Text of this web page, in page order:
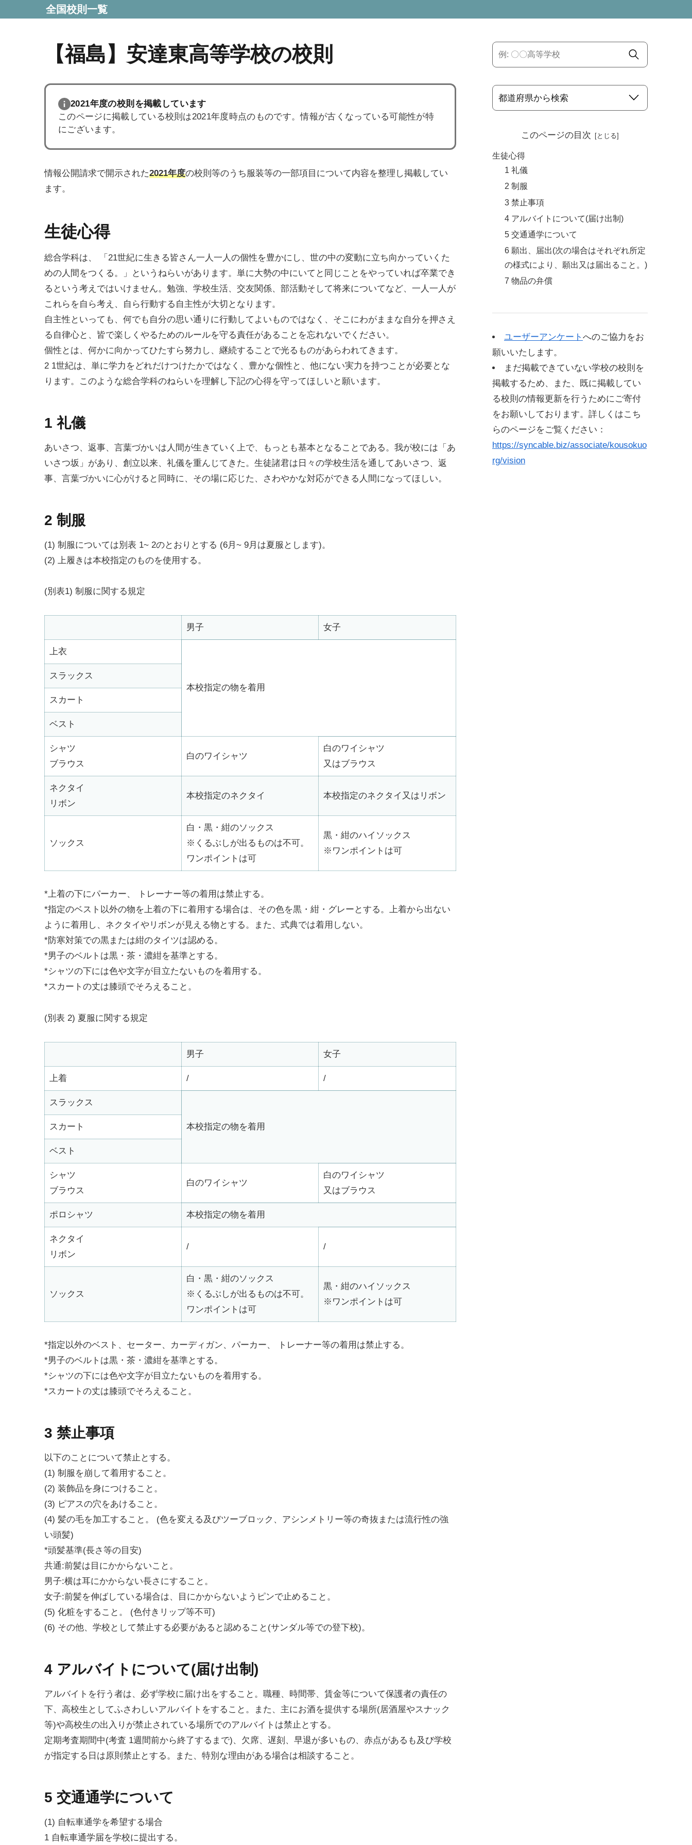
全国校則一覧
【福島】安達東高等学校の校則
2021年度の校則を掲載しています
このページに掲載している校則は2021年度時点のものです。情報が古くなっている可能性が特
にございます。
情報公開請求で開示された2021年度の校則等のうち服装等の一部項目について内容を整理し掲載してい
ます。
生徒心得
総合学科は、 「21世紀に生きる皆さん一人一人の個性を豊かにし、世の中の変動に立ち向かっていくた
めの人間をつくる。」というねらいがあります。単に大勢の中にいてと同じことをやっていれば卒業でき
るという考えではいけません。勉強、学校生活、交友関係、部活動そして将来についてなど、一人一人が
これらを自ら考え、自ら行動する自主性が大切となります。
自主性といっても、何でも自分の思い通りに行動してよいものではなく、そこにわがままな自分を押さえ
る自律心と、皆で楽しくやるためのルールを守る責任があることを忘れないでください。
個性とは、何かに向かってひたすら努力し、継続することで光るものがあらわれてきます。
2 1世紀は、単に学力をどれだけつけたかではなく、豊かな個性と、他にない実力を持つことが必要とな
ります。このような総合学科のねらいを理解し下記の心得を守ってほしいと願います。
1 礼儀
あいさつ、返事、言葉づかいは人間が生きていく上で、もっとも基本となることである。我が校には「あ
いさつ坂」があり、創立以来、礼儀を重んじてきた。生徒諸君は日々の学校生活を通してあいさつ、返
事、言葉づかいに心がけると同時に、その場に応じた、さわやかな対応ができる人間になってほしい。
2 制服
(1) 制服については別表 1~ 2のとおりとする (6月~ 9月は夏服とします)。
(2) 上履きは本校指定のものを使用する。
(別表1) 制服に関する規定
男子 女子
上衣
本校指定の物を着用
スラックス
スカート
ベスト
シャツ
ブラウス
白のワイシャツ
白のワイシャツ
又はブラウス
ネクタイ
リボン
本校指定のネクタイ 本校指定のネクタイ又はリボン
ソックス
白・黒・紺のソックス
※くるぶしが出るものは不可。
ワンポイントは可
黒・紺のハイソックス
※ワンポイントは可
*上着の下にパーカー、 トレーナー等の着用は禁止する。
*指定のベスト以外の物を上着の下に着用する場合は、その色を黒・紺・グレーとする。上着から出ない
ように着用し、ネクタイやリボンが見える物とする。また、式典では着用しない。
*防寒対策での黒または紺のタイツは認める。
*男子のベルトは黒・茶・濃紺を基準とする。
*シャツの下には色や文字が目立たないものを着用する。
*スカートの丈は膝頭でそろえること。
(別表 2) 夏服に関する規定
男子 女子
上着 / /
スラックス
本校指定の物を着用
スカート
ベスト
シャツ
ブラウス
白のワイシャツ
白のワイシャツ
又はブラウス
ポロシャツ 本校指定の物を着用
ネクタイ
リボン
/ /
ソックス
白・黒・紺のソックス
※くるぶしが出るものは不可。
ワンポイントは可
黒・紺のハイソックス
※ワンポイントは可
*指定以外のベスト、セーター、カーディガン、パーカー、 トレーナー等の着用は禁止する。
*男子のベルトは黒・茶・濃紺を基準とする。
*シャツの下には色や文字が目立たないものを着用する。
*スカートの丈は膝頭でそろえること。
3 禁止事項
以下のことについて禁止とする。
(1) 制服を崩して着用すること。
(2) 装飾品を身につけること。
(3) ピアスの穴をあけること。
(4) 髪の毛を加工すること。 (色を変える及びツーブロック、アシンメトリー等の奇抜または流行性の強
い頭髪)
*頭髪基準(長さ等の目安)
共通:前髪は目にかからないこと。
男子:横は耳にかからない長さにすること。
女子:前髪を伸ばしている場合は、目にかからないようピンで止めること。
(5) 化粧をすること。 (色付きリップ等不可)
(6) その他、学校として禁止する必要があると認めること(サンダル等での登下校)。
4 アルバイトについて(届け出制)
アルバイトを行う者は、必ず学校に届け出をすること。職種、時間帯、賃金等について保護者の責任の
下、高校生としてふさわしいアルバイトをすること。また、主にお酒を提供する場所(居酒屋やスナック
等)や高校生の出入りが禁止されている場所でのアルバイトは禁止とする。
定期考査期間中(考査 1週間前から終了するまで)、欠席、遅刻、早退が多いもの、赤点があるも及び学校
が指定する日は原則禁止とする。また、特別な理由がある場合は相談すること。
5 交通通学について
(1) 自転車通学を希望する場合
1 自転車通学届を学校に提出する。
このページの目次
生徒心得
1 礼儀
2 制服
3 禁止事項
4 アルバイトについて(届け出制)
5 交通通学について
6 願出、届出(次の場合はそれぞれ所定
の様式により、願出又は届出ること。)
7 物品の弁償
ユーザーアンケート へのご協力をお
願いいたします。
まだ掲載できていない学校の校則を
掲載するため、また、既に掲載してい
る校則の情報更新を行うためにご寄付
をお願いしております。詳しくはこち
らのページをご覧ください：
https://syncable.biz/associate/kousokuo
rg/vision